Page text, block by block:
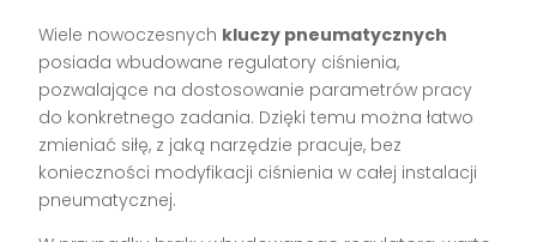
Wiele nowoczesnych kluczy pneumatycznych
posiada wbudowane regulatory ciśnienia,
pozwalające na dostosowanie parametrów pracy
do konkretnego zadania. Dzięki temu można łatwo
zmieniać siłę, z jaką narzędzie pracuje, bez
konieczności modyfikacji ciśnienia w całej instalacji
pneumatycznej.